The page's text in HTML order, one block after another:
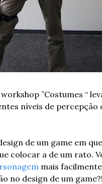
”Costumes “
níveis de
de um game em
colocar a de um rato.
mais
no design de um